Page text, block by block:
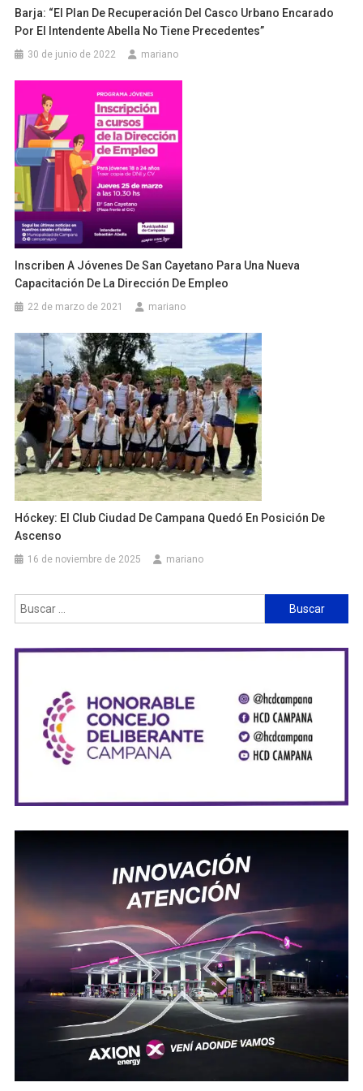
Barja: “El Plan De Recuperación Del Casco Urbano Encarado
Por El Intendente Abella No Tiene Precedentes”
30 de junio de 2022 mariano
Inscriben A Jóvenes De San Cayetano Para Una Nueva
Capacitación De La Dirección De Empleo
22 de marzo de 2021 mariano
Hóckey: El Club Ciudad De Campana Quedó En Posición De
Ascenso
16 de noviembre de 2025 mariano
Buscar: